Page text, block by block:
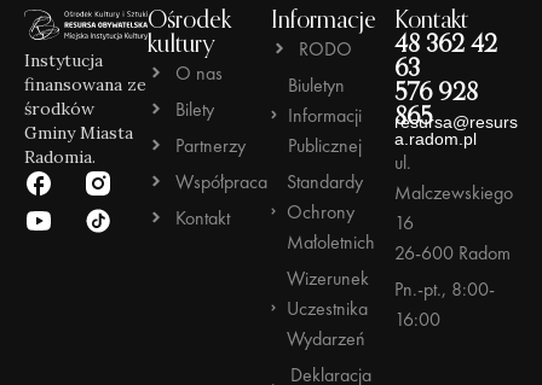
Instytucja
finansowana ze
środków
Gminy Miasta
Radomia.
Ośrodek
kultury
O nas
Bilety
Partnerzy
Współpraca
Kontakt
Informacje
RODO
Biuletyn
Informacji
Publicznej
Standardy
Ochrony
Małoletnich
Wizerunek
Uczestnika
Wydarzeń
Deklaracja
Kontakt
48 362 42
63
576 928
865
resursa@resurs
a.radom.pl
ul.
Malczewskiego
16
26-600 Radom
Pn.-pt., 8:00-
16:00